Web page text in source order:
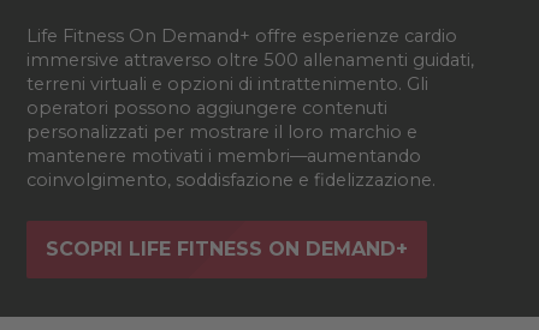
Life Fitness On Demand+ offre esperienze cardio
immersive attraverso oltre 500 allenamenti guidati,
terreni virtuali e opzioni di intrattenimento. Gli
operatori possono aggiungere contenuti
personalizzati per mostrare il loro marchio e
mantenere motivati i membri—aumentando
coinvolgimento, soddisfazione e fidelizzazione.
SCOPRI LIFE FITNESS ON DEMAND+